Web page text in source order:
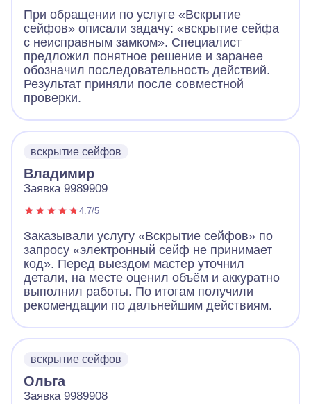
При обращении по услуге «Вскрытие
сейфов» описали задачу: «вскрытие сейфа
с неисправным замком». Специалист
предложил понятное решение и заранее
обозначил последовательность действий.
Результат приняли после совместной
проверки.
вскрытие сейфов
Владимир
Заявка 9989909
4.7/5
Заказывали услугу «Вскрытие сейфов» по
запросу «электронный сейф не принимает
код». Перед выездом мастер уточнил
детали, на месте оценил объём и аккуратно
выполнил работы. По итогам получили
рекомендации по дальнейшим действиям.
вскрытие сейфов
Ольга
Заявка 9989908